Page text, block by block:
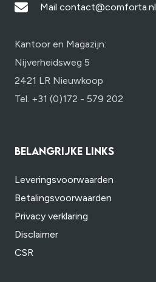
Mail contact@comforta.nl
Kantoor en Magazijn:
Nijverheidsweg 5
2421 LR Nieuwkoop
Tel. +31 (0)172 - 579 202
BELANGRIJKE LINKS
Leveringsvoorwaarden
Betalingsvoorwaarden
Privacy verklaring
Disclaimer
CSR